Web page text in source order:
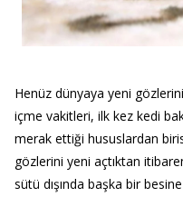
Henüz dünyaya yeni
içme vakitleri, ilk kez kedi
merak ettiği hususlardan
gözlerini yeni açtıktan
sütü dışında başka bir